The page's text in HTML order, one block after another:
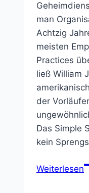
man
Achtzig
meisten
Practices
ließ William
der
Das Simple
kein
Weiterlesen